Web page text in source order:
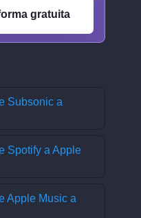
gratuita
Subsonic a
Spotify a Apple
Apple Music a